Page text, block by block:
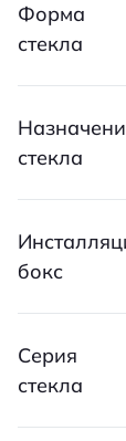
Форма
стекла
стекла
бокс
Серия
стекла